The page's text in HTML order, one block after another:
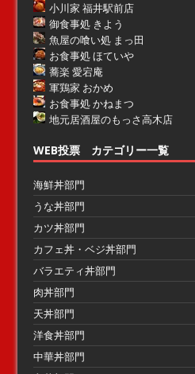
小川家 福井駅前店
御食事処 きよう
魚屋の喰い処 まっ田
お食事処 ほていや
蕎楽 愛宕庵
軍鶏家 おかめ
お食事処 かねまつ
地元居酒屋のもっさ高木店
WEB投票 カテゴリー一覧
海鮮丼部門
うな丼部門
カツ丼部門
カフェ丼・ベジ丼部門
バラエティ丼部門
肉丼部門
天丼部門
洋食丼部門
中華丼部門